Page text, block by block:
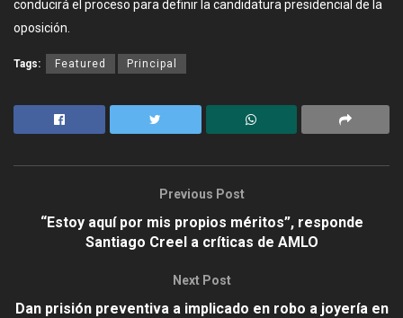
conducirá el proceso para definir la candidatura presidencial de la
oposición.
Tags: Featured Principal
Previous Post
“Estoy aquí por mis propios méritos”, responde
Santiago Creel a críticas de AMLO
Next Post
Dan prisión preventiva a implicado en robo a joyería en